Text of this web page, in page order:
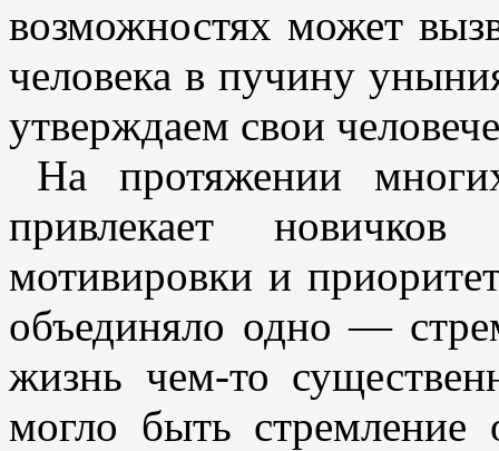
возможностях может
человека в пучину
утверждаем свои
На протяжении
привлекает
мотивировки и
объединяло одно —
жизнь чем-то
могло быть стремление